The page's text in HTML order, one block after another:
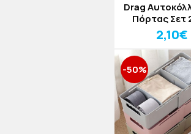
Drag
Πόρτας Σετ
2,10€
-50%